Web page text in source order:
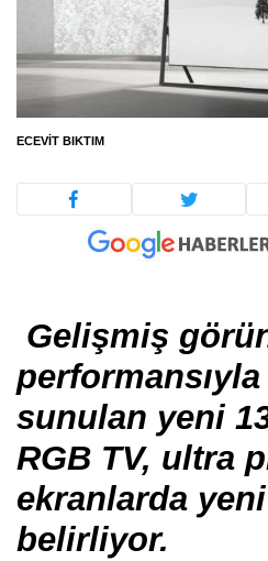
ECEVIT BIKTIM
Gelişmiş
sunulan yeni
RGB TV, ultra
ekranlarda
belirliyor.